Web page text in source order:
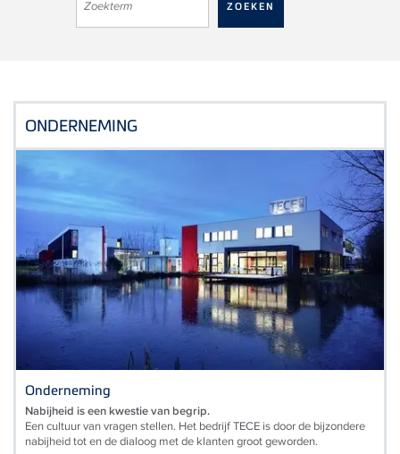
ONDERNEMING
Onderneming
Nabijheid is een kwestie van begrip.
Een cultuur van vragen stellen. Het bedrijf TECE is door de bijzondere
nabijheid tot en de dialoog met de klanten groot geworden.